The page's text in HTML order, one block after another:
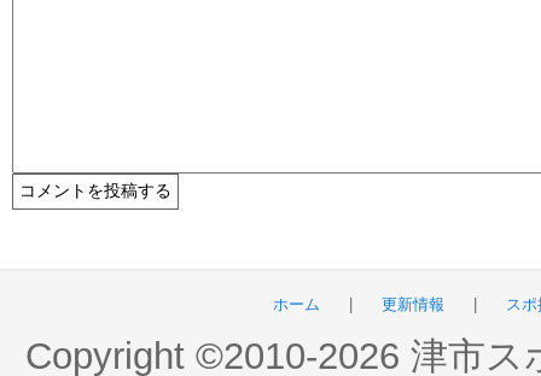
ホーム 更新情報 ス
Copyright ©2010-2026 津市